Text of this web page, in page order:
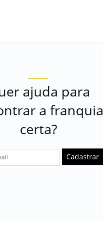
ajuda para
a franquia
certa?
Cadastrar